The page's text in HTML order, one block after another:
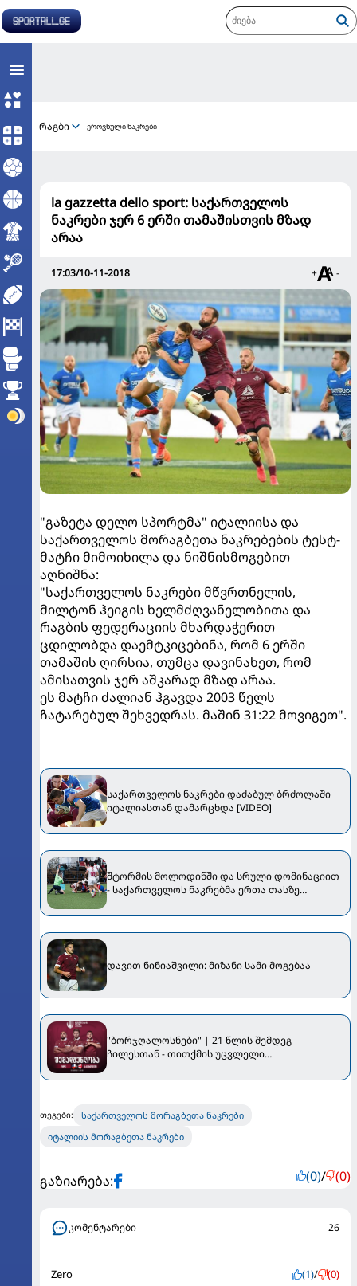
რაგბი ეროვნული ნაკრები
la gazzetta dello sport: საქართველოს
ნაკრები ჯერ 6 ერში თამაშისთვის მზად
არაა
17:03/10-11-2018 + -
"გაზეტა დელო სპორტმა" იტალიისა და
საქართველოს მორაგბეთა ნაკრებების ტესტ-
მატჩი მიმოიხილა და ნიშნისმოგებით
აღნიშნა:
"საქართველოს ნაკრები მწვრთნელის,
მილტონ ჰეიგის ხელმძღვანელობითა და
რაგბის ფედერაციის მხარდაჭერით
ცდილობდა დაემტკიცებინა, რომ 6 ერში
თამაშის ღირსია, თუმცა დავინახეთ, რომ
ამისათვის ჯერ აშკარად მზად არაა.
ეს მატჩი ძალიან ჰგავდა 2003 წელს
ჩატარებულ შეხვედრას. მაშინ 31:22 მოვიგეთ".
საქართველოს ნაკრები დაძაბულ ბრძოლაში
იტალიასთან დამარცხდა [VIDEO]
შტორმის მოლოდინში და სრული დომინაციით
- საქართველოს ნაკრებმა ერთა თასზე
დავით ნინიაშვილი: მიზანი სამი მოგებაა
"ბორჯღალოსნები" | 21 წლის შემდეგ
ჩილესთან - თითქმის უცვლელი
თეგები:
საქართველოს მორაგბეთა ნაკრები
იტალიის მორაგბეთა ნაკრები
გაზიარება: (0)/ (0)
კომენტარები 26
Zero (1)/ (0)